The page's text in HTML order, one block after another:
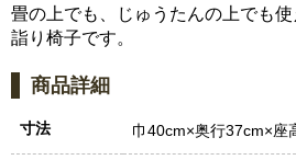
畳の上でも、じゅうたんの上でも
詣り椅子です。
商品詳細
寸法 巾40cm×奥行37cm×座